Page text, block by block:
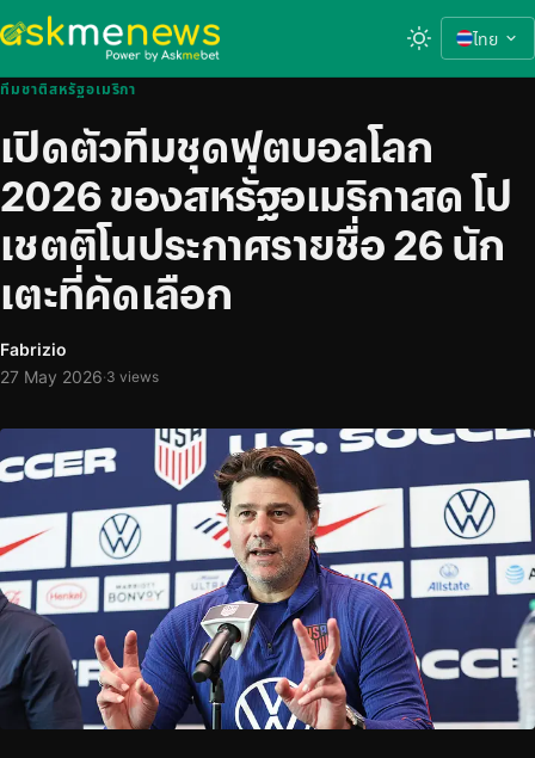
ไทย
ทีมชาติสหรัฐอเมริกา
เปิดตัวทีมชุดฟุตบอลโลก
2026 ของสหรัฐอเมริกาสด โป
เชตติโนประกาศรายชื่อ 26 นัก
เตะที่คัดเลือก
Fabrizio
27 May 2026·3 views